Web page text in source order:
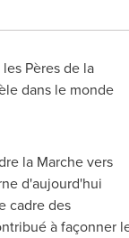
Pères de la
dans le monde
la Marche vers
d'aujourd'hui
cadre des
à façonner